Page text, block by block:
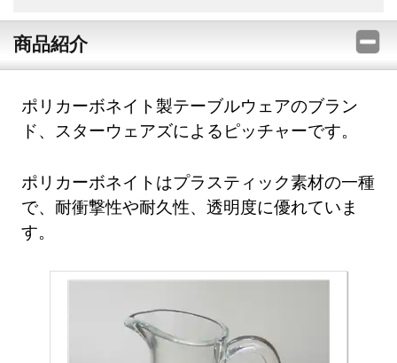
商品紹介
ポリカーボネイト製テーブルウェアのブラン
ド、スターウェアズによるピッチャーです。
ポリカーボネイトはプラスティック素材の一種
で、耐衝撃性や耐久性、透明度に優れていま
す。